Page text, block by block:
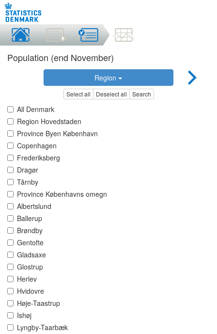
Population (end November)
Region
Select all Deselect all Search
All Denmark
Region Hovedstaden
Province Byen København
Copenhagen
Frederiksberg
Dragør
Tårnby
Province Københavns omegn
Albertslund
Ballerup
Brøndby
Gentofte
Gladsaxe
Glostrup
Herlev
Hvidovre
Høje-Taastrup
Ishøj
Lyngby-Taarbæk